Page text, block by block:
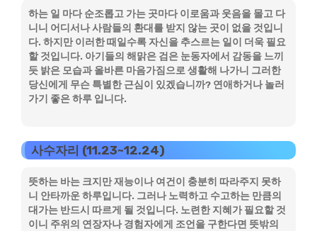
하는 일 마다 순조롭고 가는 곳마다 이로움과 웃음을 몰고 다
니니 어디서나 사람들의 환대를 받지 않는 곳이 없을 것입니
다. 하지만 이러한 때일수록 자신을 추스르는 일이 더욱 필요
할 것입니다. 아기들의 해맑은 검은 눈동자에서 감동을 느끼
듯 밝은 모습과 올바른 마음가짐으로 생활해 나가니 그러한
당신에게 무슨 특별한 근심이 있겠습니까? 연애하거나 놀러
가기 좋은 하루 입니다.
사수자리 (11.23~12.24)
뜻하는 바는 크지만 재능이나 여건이 충분히 따라주지 못하
니 안타까운 하루입니다. 그러나 노력하고 수고하는 만큼의
대가는 반드시 따르게 될 것입니다. 노련한 지혜가 필요할 것
이니 주위의 연장자나 경험자에게 조언을 구한다면 뜻밖의